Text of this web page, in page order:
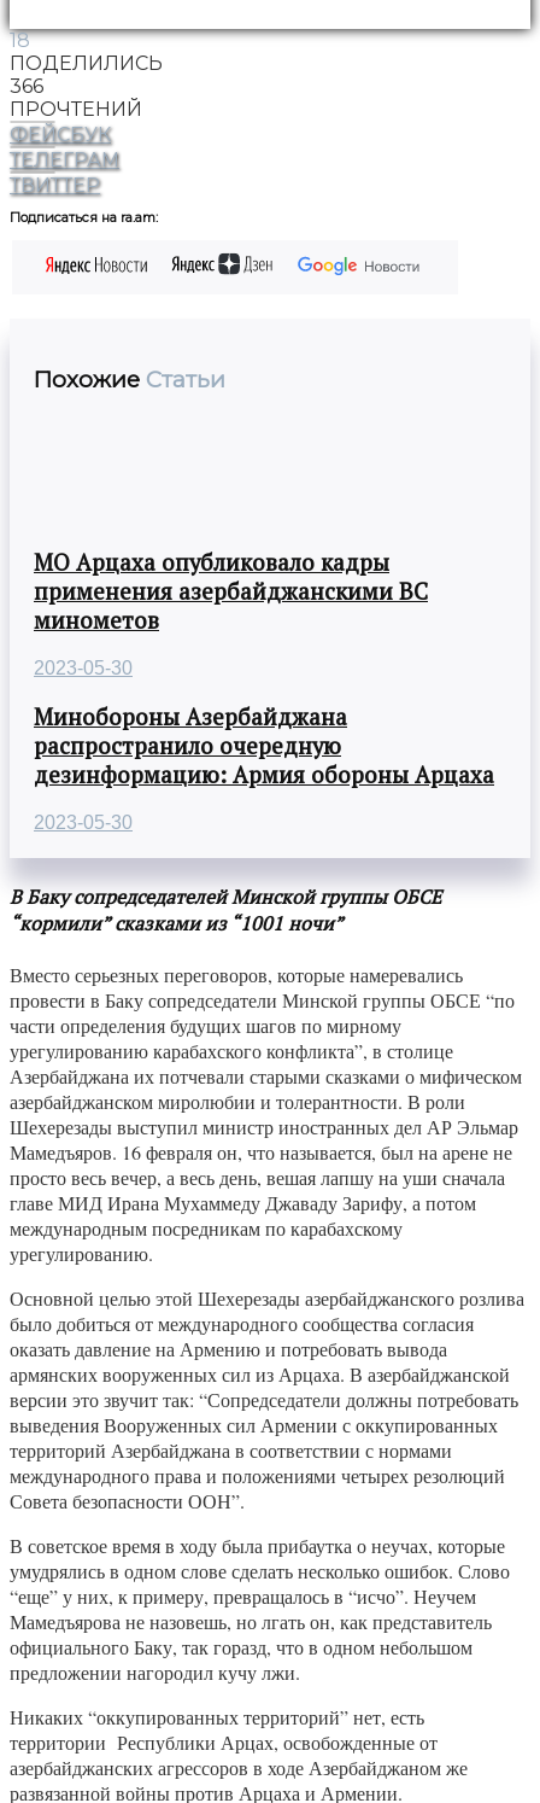
18
ПОДЕЛИЛИСЬ
366
ПРОЧТЕНИЙ
ФЕЙСБУК
ТЕЛЕГРАМ
ТВИТТЕР
Подписаться на ra.am:
Похожие Статьи
МО Арцаха опубликовало кадры
применения азербайджанскими ВС
минометов
2023-05-30
Минобороны Азербайджана
распространило очередную
дезинформацию: Армия обороны Арцаха
2023-05-30
В Баку сопредседателей Минской группы ОБСЕ
“кормили” сказками из “1001 ночи”
Вместо серьезных переговоров, которые намеревались
провести в Баку сопредседатели Минской группы ОБСЕ “по
части определения будущих шагов по мирному
урегулированию карабахского конфликта”, в столице
Азербайджана их потчевали старыми сказками о мифическом
азербайджанском миролюбии и толерантности. В роли
Шехерезады выступил министр иностранных дел АР Эльмар
Мамедъяров. 16 февраля он, что называется, был на арене не
просто весь вечер, а весь день, вешая лапшу на уши сначала
главе МИД Ирана Мухаммеду Джаваду Зарифу, а потом
международным посредникам по карабахскому
урегулированию.
Основной целью этой Шехерезады азербайджанского розлива
было добиться от международного сообщества согласия
оказать давление на Армению и потребовать вывода
армянских вооруженных сил из Арцаха. В азербайджанской
версии это звучит так: “Сопредседатели должны потребовать
выведения Вооруженных сил Армении с оккупированных
территорий Азербайджана в соответствии с нормами
международного права и положениями четырех резолюций
Совета безопасности ООН”.
В советское время в ходу была прибаутка о неучах, которые
умудрялись в одном слове сделать несколько ошибок. Слово
“еще” у них, к примеру, превращалось в “исчо”. Неучем
Мамедъярова не назовешь, но лгать он, как представитель
официального Баку, так горазд, что в одном небольшом
предложении нагородил кучу лжи.
Никаких “оккупированных территорий” нет, есть
территории Республики Арцах, освобожденные от
азербайджанских агрессоров в ходе Азербайджаном же
развязанной войны против Арцаха и Армении.